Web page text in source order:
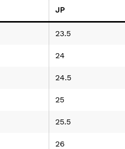
JP
23.5
24
24.5
25
25.5
26